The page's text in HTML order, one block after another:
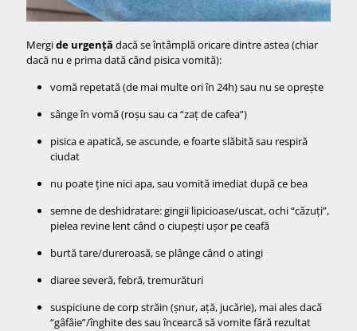
Mergide urgență dacă se întâmplă oricare dintre astea (chiar
dacă nu e prima dată când pisica vomită):
vomă repetată (de mai multe ori în 24h) sau nu se oprește
sânge în vomă (roșu sau ca “zaț de cafea”)
pisica e apatică, se ascunde, e foarte slăbită sau respiră
ciudat
nu poate ține nici apa, sau vomită imediat după ce bea
semne de deshidratare: gingii lipicioase/uscat, ochi “căzuți”,
pielea revine lent când o ciupești ușor pe ceafă
burtă tare/dureroasă, se plânge când o atingi
diaree severă, febră, tremurături
suspiciune de corp străin (șnur, ață, jucărie), mai ales dacă
“gâfâie”/înghite des sau încearcă să vomite fără rezultat